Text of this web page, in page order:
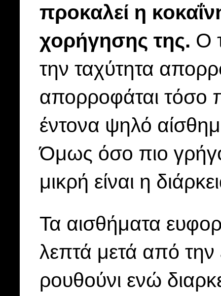
προκαλεί η
χορήγησης της. Ο
την ταχύτητα
απορροφάται τόσο
έντονα ψηλό
Όμως όσο πιο
μικρή είναι η
Τα αισθήματα
λεπτά μετά από την
ρουθούνι ενώ